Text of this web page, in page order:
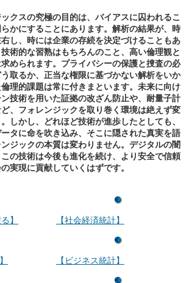
クスの究極の目的は、バイアスに囚われるこ
かにすることにあります。解析の結果が、時
し、時には企業の存続を決定づけることもあ
術的な習熟はもちろんのこと、高い倫理観と
められます。プライバシーの保護と捜査の必
取るか、正当な権限に基づかない解析をいか
理的課題は常に付きまといます。未来に向け
技術を用いた証拠の改ざん防止や、耐量子計
、フォレンジックを取り巻く環境は絶えず変
しかし、どれほど技術が進歩したとしても、
タに命を吹き込み、そこに隠された真実を語
ジックの本質は変わりません。デジタルの闇
の技術は今後も進化を続け、より安全で信頼
実現に貢献していくはずです。
】 【社会経済統計】
【ビジネス統計】